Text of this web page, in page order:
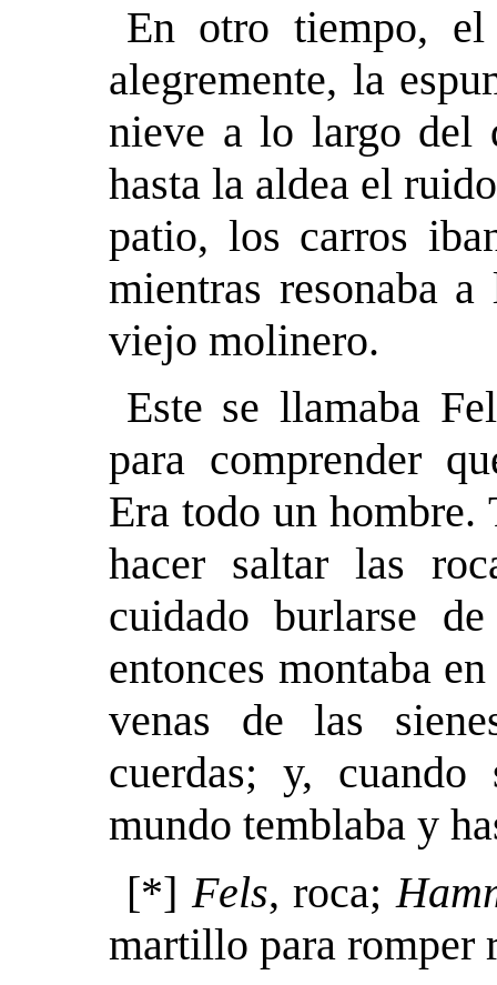
En otro tiempo,
alegremente, la
nieve a lo largo del
hasta la aldea el
patio, los carros
mientras resonaba
viejo molinero.
Este se llamaba
para comprender
Era todo un hombre.
hacer saltar las
cuidado burlarse
entonces montaba
venas de las
cuerdas; y,
mundo temblaba y
[*] Fels, roca;
martillo para romper